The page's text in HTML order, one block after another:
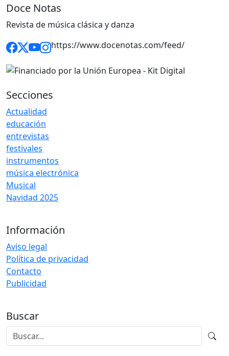
Doce Notas
Revista de música clásica y danza
https://www.docenotas.com/feed/
Secciones
Actualidad
educación
entrevistas
festivales
instrumentos
música electrónica
Musical
Navidad 2025
Información
Aviso legal
Política de privacidad
Contacto
Publicidad
Buscar